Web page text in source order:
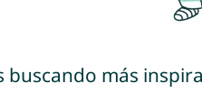
buscando más